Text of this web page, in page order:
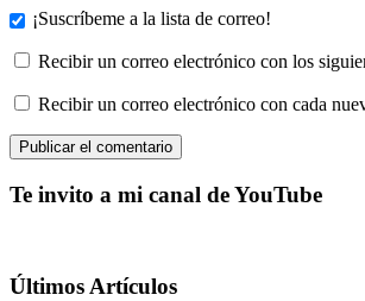
¡Suscríbeme a la lista de correo!
Recibir un correo electrónico con los
Recibir un correo electrónico con cada
Te invito a mi canal de YouTube
Últimos Artículos